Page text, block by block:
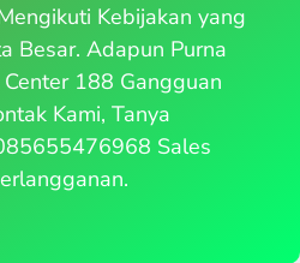
Kebijakan yang
Besar. Adapun Purna
188 Gangguan
Kami, Tanya
Sales